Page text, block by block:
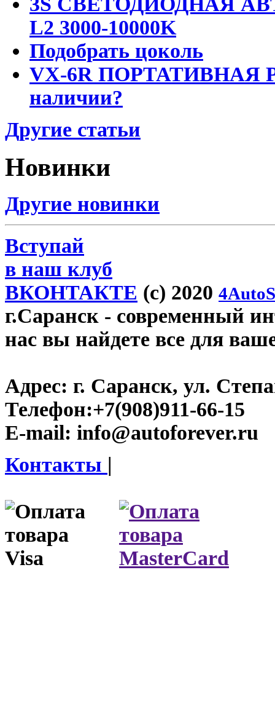
L2 3000-10000K
Подобрать цоколь
VX-6R ПОРТАТИВНАЯ
наличии?
Другие статьи
Новинки
Другие новинки
Вступай
в наш клуб
ВКОНТАКТЕ (c) 2020
г.Саранск - современный
нас вы найдете все для
Адрес: г. Саранск, ул.
Телефон:+7(908)911-66-15
E-mail: info@autoforever.ru
Контакты |